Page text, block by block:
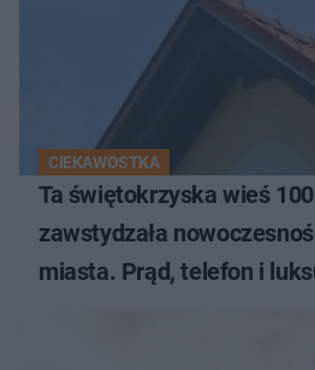
CIEKAWOSTKA
Ta świętokrzyska wieś
zawstydzała
miasta. Prąd, telefon i